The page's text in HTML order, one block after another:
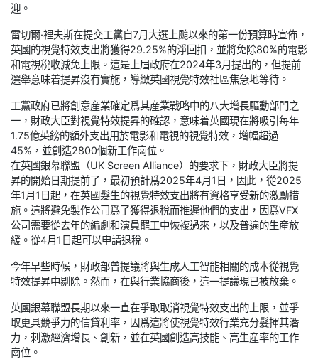
迎。
雷切爾·裡夫斯在提交工黨自7月大選上颱以來的第一份預算時宣佈，
英國的視覺特效支出將獲得29.25%的淨回扣，並將免除80%的電影
和電視稅收減免上限。這是上屆政府在2024年3月提出的，但提前
選舉意味着提昇沒有實施，導緻英國視覺特效社區焦急地等待。
工黨政府已將創意産業確定爲其産業戰略中的八大增長驅動部門之
一，財政大臣對視覺特效提昇的確認，意味着英國現在將吸引每年
1.75億英鎊的額外支出用於電影和電視的視覺特效，增幅超過
45%，並創造2800個新工作崗位。
在英國銀幕聯盟（UK Screen Alliance）的要求下，財政大臣將提
昇的開始日期提前了，最初預計爲2025年4月1日，因此，從2025
年1月1日起，在英國髮生的視覺特效支出將有資格享受新的激勵措
施。這將避免製作公司爲了獲得退稅而推遲他們的支出，因爲VFX
公司需要從去年的編劇和演員罷工中恢複過來，以及普遍的生産放
緩。從4月1日起可以申請退稅。
今年早些時候，財政部曾提議將與生成人工智能相關的成本從視覺
特效提昇中剔除。然而，在與行業協商後，這一提議現已被放棄。
英國銀幕聯盟長期以來一直在爭取取消視覺特效支出的上限，並爭
取更具競爭力的信貸利率，因爲這將使視覺特效行業充分髮揮其潛
力，刺激經濟增長、創新，並在英國創造高技能、高生産率的工作
崗位。